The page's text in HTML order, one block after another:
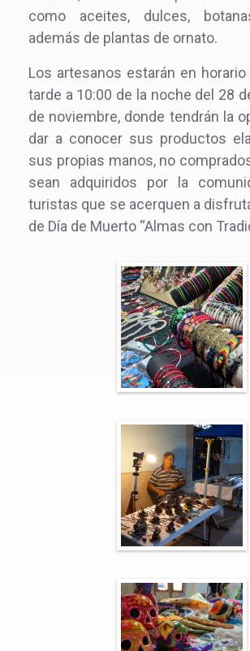
como aceites, dulces,
además de plantas de ornato.
Los artesanos estarán en
tarde a 10:00 de la noche del 28
de noviembre, donde tendrán la
dar a conocer sus productos
sus propias manos, no
sean adquiridos por la
turistas que se acerquen a
de Día de Muerto “Almas con